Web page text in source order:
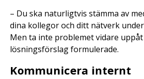
– Du ska naturligtvis stämma av
dina kollegor och ditt nätverk
Men ta inte problemet vidare
lösningsförslag formulerade.
Kommunicera internt